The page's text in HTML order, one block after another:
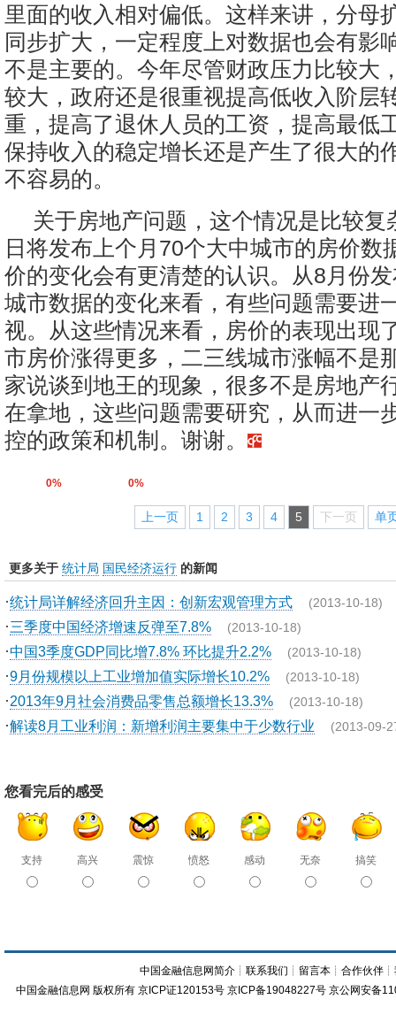
里面的收入相对偏低。这样来讲，分母
同步扩大，一定程度上对数据也会有影
不是主要的。今年尽管财政压力比较大
较大，政府还是很重视提高低收入阶层
重，提高了退休人员的工资，提高最低
保持收入的稳定增长还是产生了很大的
不容易的。
关于房地产问题，这个情况是比较复
日将发布上个月70个大中城市的房价数
价的变化会有更清楚的认识。从8月份
城市数据的变化来看，有些问题需要进
视。从这些情况来看，房价的表现出现
市房价涨得更多，二三线城市涨幅不是
家说谈到地王的现象，很多不是房地产
在拿地，这些问题需要研究，从而进一
控的政策和机制。谢谢。
0% 0%
上一页 1 2 3 4 5 下一页 单
更多关于 统计局 国民经济运行 的新闻
·统计局详解经济回升主因：创新宏观管理方式 (2013-10-18)
·三季度中国经济增速反弹至7.8% (2013-10-18)
·中国3季度GDP同比增7.8% 环比提升2.2% (2013-10-18)
·9月份规模以上工业增加值实际增长10.2% (2013-10-18)
·2013年9月社会消费品零售总额增长13.3% (2013-10-18)
·解读8月工业利润：新增利润主要集中于少数行业 (2013-09-
您看完后的感受
支持 高兴 震惊 愤怒 感动 无奈 搞笑
中国金融信息网简介 ┊联系我们 ┊ 留言本 ┊合作伙伴 ┊
中国金融信息网 版权所有 京ICP证120153号 京ICP备19048227号 京公网安备